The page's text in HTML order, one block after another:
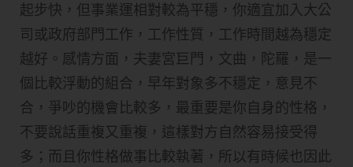
起步快，但事業運相對較為平穩，你適宜加入大公
司或政府部門工作，工作性質，工作時間越為穩定
越好。感情方面，夫妻宮巨門，文曲，陀羅，是一
個比較浮動的組合，早年對象多不穩定，意見不
合，爭吵的機會比較多，最重要是你自身的性格，
不要說話重複又重複，這樣對方自然容易接受得
多；而且你性格做事比較執著，所以有時候也因此